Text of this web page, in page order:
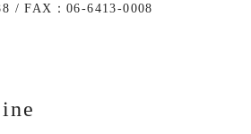
/ FAX：06-6413-0008